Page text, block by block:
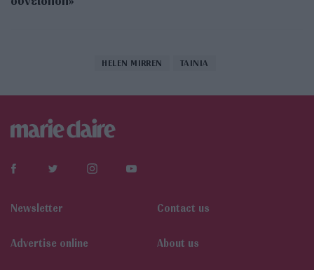
HELEN MIRREN ΤΑΙΝΙΑ
Newsletter Contact us
Αdvertise online About us